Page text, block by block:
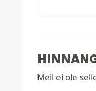
Meil ei ole